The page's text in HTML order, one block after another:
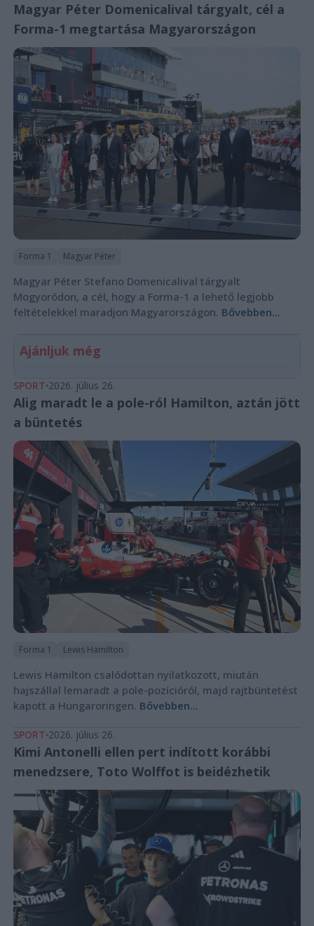
Magyar Péter Domenicalival tárgyalt, cél a
Forma-1 megtartása Magyarországon
Forma 1 Magyar Péter
Magyar Péter Stefano Domenicalival tárgyalt
Mogyoródon, a cél, hogy a Forma-1 a lehető legjobb
feltételekkel maradjon Magyarországon. Bővebben...
Ajánljuk még
SPORT 2026. július 26.
Alig maradt le a pole-ról Hamilton, aztán jött
a büntetés
Forma 1 Lewis Hamilton
Lewis Hamilton csalódottan nyilatkozott, miután
hajszállal lemaradt a pole-pozícióról, majd rajtbüntetést
kapott a Hungaroringen. Bővebben...
SPORT 2026. július 26.
Kimi Antonelli ellen pert indított korábbi
menedzsere, Toto Wolffot is beidézhetik